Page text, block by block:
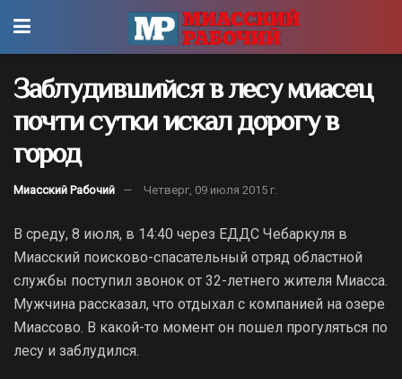
Заблудившийся в лесу миасец
почти сутки искал дорогу в
город
Миасский Рабочий Четверг, 09 июля 2015 г.
В среду, 8 июля, в 14:40 через ЕДДС Чебаркуля в
Миасский поисково-спасательный отряд областной
службы поступил звонок от 32-летнего жителя Миасса.
Мужчина рассказал, что отдыхал с компанией на озере
Миассово. В какой-то момент он пошел прогуляться по
лесу и заблудился.